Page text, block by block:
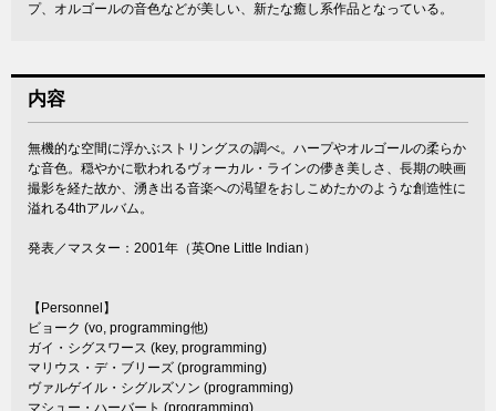
プ、オルゴールの音色などが美しい、新たな癒し系作品となっている。
内容
無機的な空間に浮かぶストリングスの調べ。ハープやオルゴールの柔らか
な音色。穏やかに歌われるヴォーカル・ラインの儚き美しさ、長期の映画
撮影を経た故か、湧き出る音楽への渇望をおしこめたかのような創造性に
溢れる4thアルバム。
発表／マスター：2001年（英One Little Indian）
【Personnel】
ビョーク (vo, programming他)
ガイ・シグスワース (key, programming)
マリウス・デ・ブリーズ (programming)
ヴァルゲイル・シグルズソン (programming)
マシュー・ハーバート (programming)